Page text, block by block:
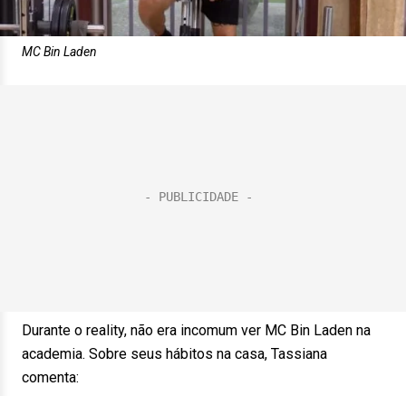
MC Bin Laden
Durante o reality, não era incomum ver MC Bin Laden na
academia. Sobre seus hábitos na casa, Tassiana
comenta: